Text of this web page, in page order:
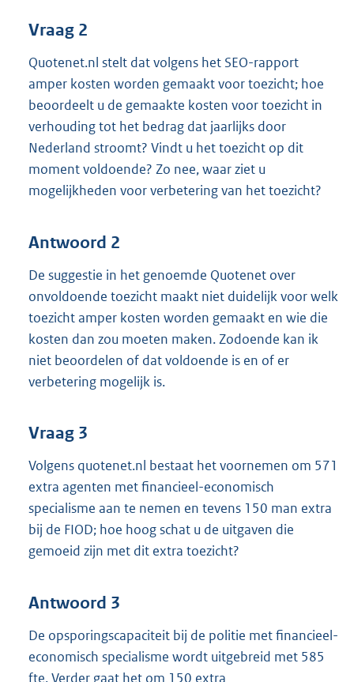
Vraag 2
Quotenet.nl stelt dat volgens het SEO-rapport
amper kosten worden gemaakt voor toezicht; hoe
beoordeelt u de gemaakte kosten voor toezicht in
verhouding tot het bedrag dat jaarlijks door
Nederland stroomt? Vindt u het toezicht op dit
moment voldoende? Zo nee, waar ziet u
mogelijkheden voor verbetering van het toezicht?
Antwoord 2
De suggestie in het genoemde Quotenet over
onvoldoende toezicht maakt niet duidelijk voor welk
toezicht amper kosten worden gemaakt en wie die
kosten dan zou moeten maken. Zodoende kan ik
niet beoordelen of dat voldoende is en of er
verbetering mogelijk is.
Vraag 3
Volgens quotenet.nl bestaat het voornemen om 571
extra agenten met financieel-economisch
specialisme aan te nemen en tevens 150 man extra
bij de FIOD; hoe hoog schat u de uitgaven die
gemoeid zijn met dit extra toezicht?
Antwoord 3
De opsporingscapaciteit bij de politie met financieel-
economisch specialisme wordt uitgebreid met 585
fte. Verder gaat het om 150 extra